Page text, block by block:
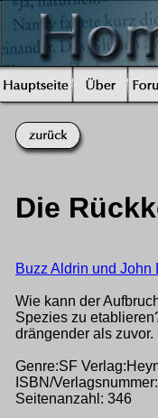
Die
Buzz Aldrin und John
Wie kann der
Spezies zu
drängender als
Genre:SF
ISBN/
Seitenanzahl: 346